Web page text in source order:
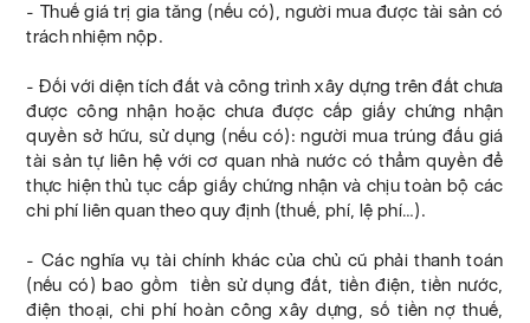
- Thuế giá trị gia tăng (nếu có), người mua được tài sản có
trách nhiệm nộp.
- Đối với diện tích đất và công trình xây dựng trên đất chưa
được công nhận hoặc chưa được cấp giấy chứng nhận
quyền sở hữu, sử dụng (nếu có): người mua trúng đấu giá
tài sản tự liên hệ với cơ quan nhà nước có thẩm quyền để
thực hiện thủ tục cấp giấy chứng nhận và chịu toàn bộ các
chi phí liên quan theo quy định (thuế, phí, lệ phí…).
- Các nghĩa vụ tài chính khác của chủ cũ phải thanh toán
(nếu có) bao gồm tiền sử dụng đất, tiền điện, tiền nước,
điện thoại, chi phí hoàn công xây dựng, số tiền nợ thuế,